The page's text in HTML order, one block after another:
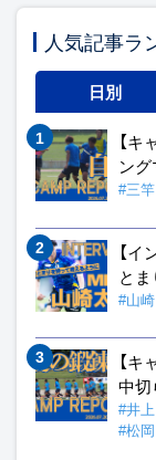
人気記事ラ
日別
【
ン
#三
【
と
#山
【
中切
#井
#松